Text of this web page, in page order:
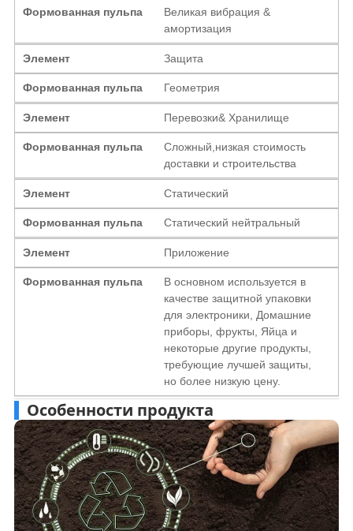
Формованная пульпа
Великая вибрация &
амортизация
Элемент Защита
Формованная пульпа Геометрия
Элемент Перевозки& Хранилище
Формованная пульпа
Сложный,низкая стоимость
доставки и строительства
Элемент Статический
Формованная пульпа Статический нейтральный
Элемент Приложение
Формованная пульпа
В основном используется в
качестве защитной упаковки
для электроники, Домашние
приборы, фрукты, Яйца и
некоторые другие продукты,
требующие лучшей защиты,
но более низкую цену.
Особенности продукта